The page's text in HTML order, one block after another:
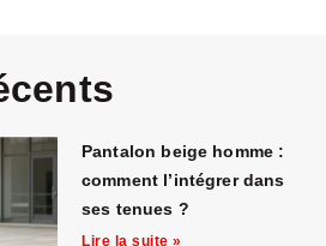
Pantalon beige homme :
comment l’intégrer dans
ses tenues ?
Lire la suite »